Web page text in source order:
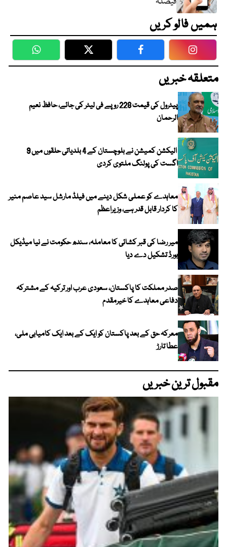
ہمیں فالو کریں
WhatsApp Twitter Facebook
متعلقہ خبریں
پیٹرول کی قیمت 228 روپے فی لیٹر کی جائے، حافظ نعیم
الرحمان
الیکشن کمیشن نے بلوچستان کے 4 بلدیاتی حلقوں میں 9
اگست کی پولنگ ملتوی کردی
معاہدے کو عملی شکل دینے میں فیلڈ مارشل سید عاصم منیر
کا کردار قابل قدر ہے، وزیراعظم
میر رضا کی قبر کشائی کا معاملہ، سندھ حکومت نے نیا میڈیکل
بورڈ تشکیل دے دیا
صدر مملکت کا پاکستان، سعودی عرب اور ترکیہ کے مشترکہ
دفاعی معاہدے کا خیرمقدم
معرکہ حق کے بعد پاکستان کو ایک کے بعد ایک کامیابی ملی،
عطا تارڑ
مقبول ترین خبریں